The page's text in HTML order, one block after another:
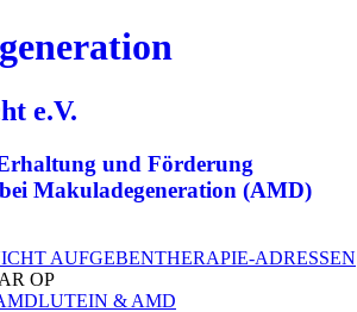
e.V.
und Förderung
Makuladegeneration (AMD)
AUFGEBENTHERAPIE-ADRESSEN
OP
LUTEIN & AMD